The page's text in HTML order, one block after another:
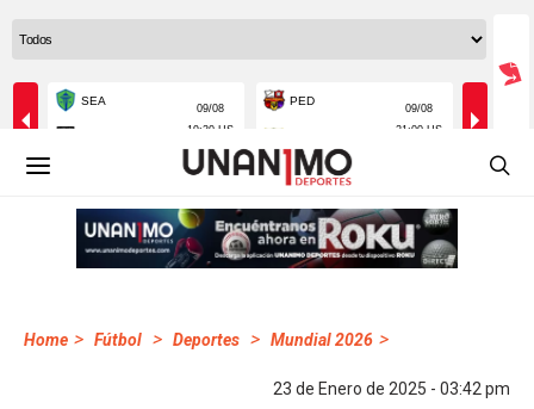
Home > Fútbol > Deportes > Mundial 2026 >
23 de Enero de 2025 - 03:42 pm